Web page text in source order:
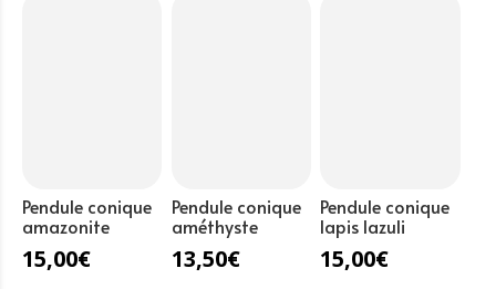
Pendule conique
amazonite
15,00€
Pendule conique
améthyste
13,50€
Pendule conique
lapis lazuli
15,00€